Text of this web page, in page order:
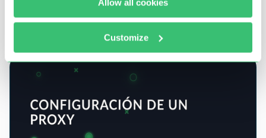
Allow all cookies
Customize
He aquí una lista curada de herramientas de IA
específicas. Se examina su competencia para
determinar los tipos de tareas para los que son más
adecuadas.